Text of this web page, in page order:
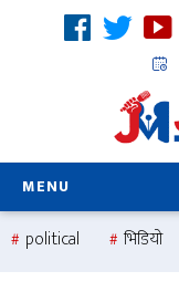
MENU
political भिडियो